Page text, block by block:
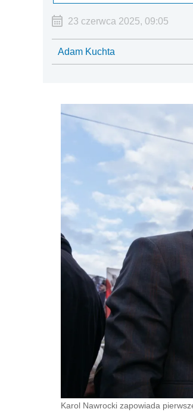
23 czerwca 2025, 09:05
Adam Kuchta
Karol Nawrocki zapowiada